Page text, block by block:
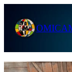
content